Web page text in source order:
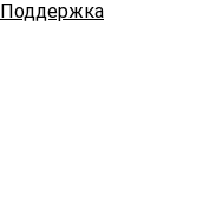
Поддержка